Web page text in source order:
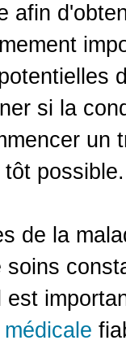
afin
si la
un
possible.
de la